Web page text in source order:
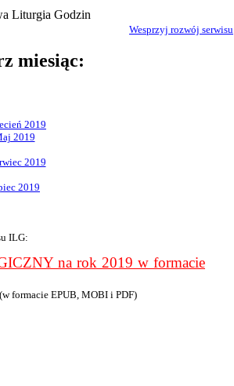
Wesprzyj rozwój serwisu
miesiąc:
2019
2019
2019
2019
ILG:
na rok 2019 w formacie
(w formacie EPUB, MOBI i PDF)